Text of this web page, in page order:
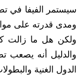
سيستمر الفيفا في
ومدى قدرته على
ولكن هل ما زالت
والدليل أنه يصعب
الدول الغنية